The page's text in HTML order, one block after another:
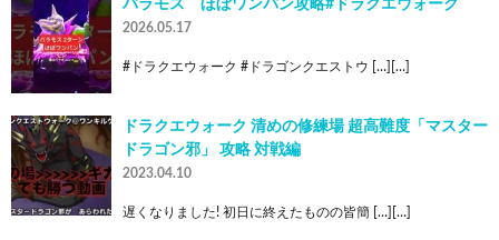
バラモス ほぼワンパン攻略#ドラクエウォーク
2026.05.17
#ドラクエウォーク #ドラゴンクエストウ […][…]
ドラクエウォーク 清めの修練場 超高難度「マスター
ドラゴン邪」 攻略 対戦編
2023.04.10
遅くなりました! 初日に終えたものの皆簡 […][…]